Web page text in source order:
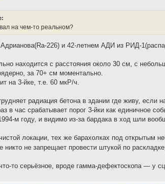
на чем-то реальном?
226) и 42-летнем АДИ из РИД-
находится с расстояния около 30 см, с
за 70+ см моментально.
на 3-йке, т.е. 60 мкР/ч.
радиация бетона в здании где живу,
в час срабатывает порог 3-йки как единичное
м году, и видимо из-за бардака в ход шли
локации, тех же барахолках под открытым
никто не запрещает провести штукой по
то серьёзное, вроде гамма-дефектоскопа — у